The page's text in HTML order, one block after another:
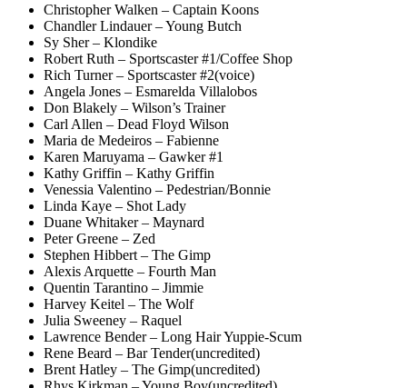
Christopher Walken – Captain Koons
Chandler Lindauer – Young Butch
Sy Sher – Klondike
Robert Ruth – Sportscaster #1/Coffee Shop
Rich Turner – Sportscaster #2(voice)
Angela Jones – Esmarelda Villalobos
Don Blakely – Wilson’s Trainer
Carl Allen – Dead Floyd Wilson
Maria de Medeiros – Fabienne
Karen Maruyama – Gawker #1
Kathy Griffin – Kathy Griffin
Venessia Valentino – Pedestrian/Bonnie
Linda Kaye – Shot Lady
Duane Whitaker – Maynard
Peter Greene – Zed
Stephen Hibbert – The Gimp
Alexis Arquette – Fourth Man
Quentin Tarantino – Jimmie
Harvey Keitel – The Wolf
Julia Sweeney – Raquel
Lawrence Bender – Long Hair Yuppie-Scum
Rene Beard – Bar Tender(uncredited)
Brent Hatley – The Gimp(uncredited)